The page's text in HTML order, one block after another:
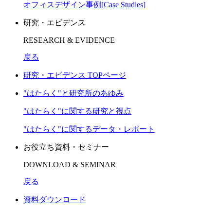
オフィスデザイン事例[Case Studies]
研究・エビデンス
RESEARCH & EVIDENCE
戻る
研究・エビデンス TOPページ
"はたらく"と研究所のあゆみ
"はたらく"に関する研究と視点
"はたらく"に関するデータ・レポート
お役立ち資料・セミナー
DOWNLOAD & SEMINAR
戻る
資料ダウンロード